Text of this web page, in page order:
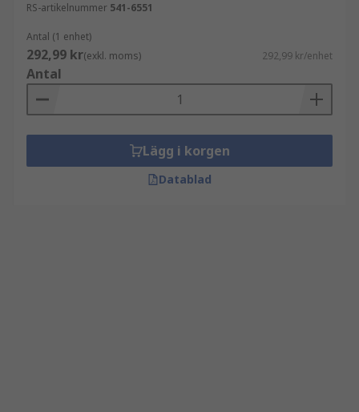
RS-artikelnummer 541-6551
Antal (1 enhet)
292,99 kr(exkl. moms) 292,99 kr/enhet
Antal
Lägg i korgen
Datablad